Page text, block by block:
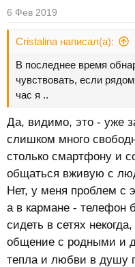
6 Фев 2019
Cristalina написал(а):
В последнее время
чувствовать, если
час я ..
Да, видимо, это - уже
слишком много
столько смартфону и
общаться вживую с
Нет, у меня проблем с
а в кармане - телефон
сидеть в сетях
общение с родными и
тепла и любви в душу